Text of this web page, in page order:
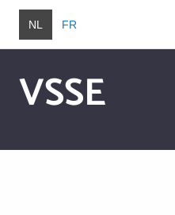
Overslaan en naar de inhoud
NL FR
VSSE